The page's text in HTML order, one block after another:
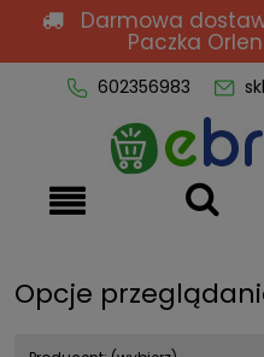
Darmowa
Paczka Orlen
602356983
Opcje